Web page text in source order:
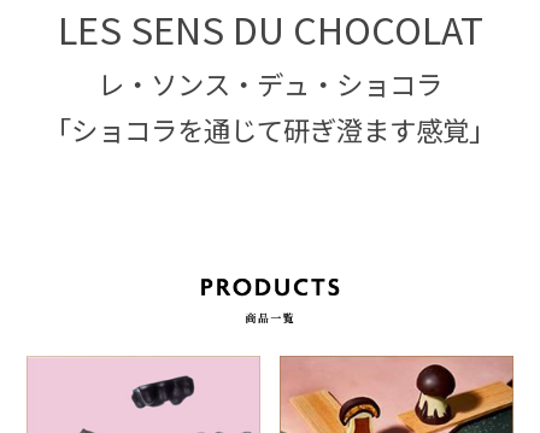
LES SENS DU CHOCOLAT
レ・ソンス・デュ・ショコラ
「ショコラを通じて研ぎ澄ます感覚」